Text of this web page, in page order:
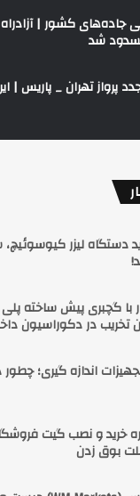
جاده‌های کشور |
شد
پرواز تهران _ پاریس |
دستگاه لیزر
با گچبری پیش ساخته
در دکوراسیون
اندازه گیری؛ چطور
خرید و نصب گیت
بوق زدن